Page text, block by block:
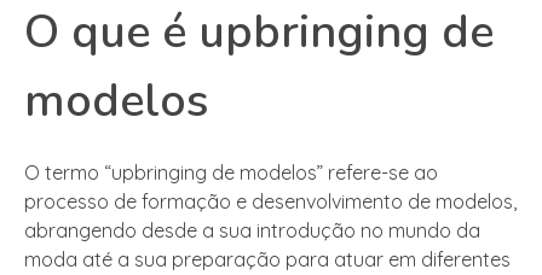
O que é upbringing de
modelos
O termo “upbringing de modelos” refere-se ao
processo de formação e desenvolvimento de modelos,
abrangendo desde a sua introdução no mundo da
moda até a sua preparação para atuar em diferentes